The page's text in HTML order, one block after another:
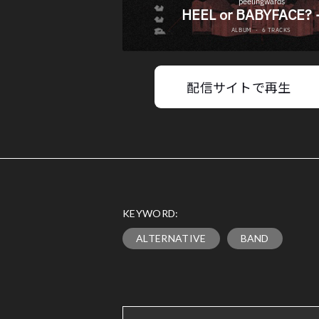
配信サイトで再生
KEYWORD:
ALTERNATIVE BAND